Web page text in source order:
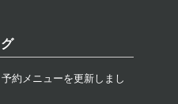
約メニューを更新しまし